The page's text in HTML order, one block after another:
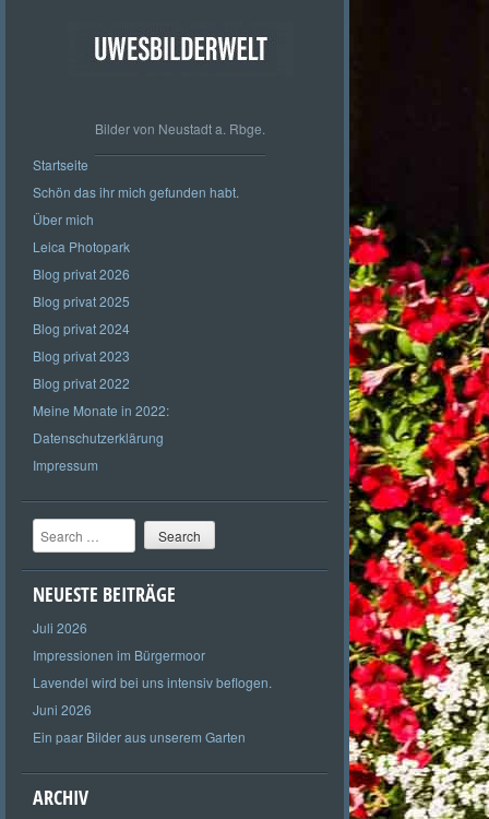
Bilder von Neustadt a. Rbge.
Startseite
Schön das ihr mich gefunden habt.
Über mich
Leica Photopark
Blog privat 2026
Blog privat 2025
Blog privat 2024
Blog privat 2023
Blog privat 2022
Meine Monate in 2022:
Datenschutzerklärung
Impressum
Search
NEUESTE BEITRÄGE
Juli 2026
Impressionen im Bürgermoor
Lavendel wird bei uns intensiv beflogen.
Juni 2026
Ein paar Bilder aus unserem Garten
ARCHIV